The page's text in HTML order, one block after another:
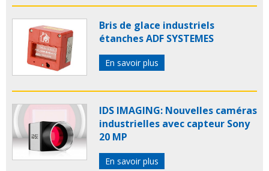
Bris de glace industriels
étanches ADF SYSTEMES
En savoir plus
IDS IMAGING: Nouvelles caméras
industrielles avec capteur Sony
20 MP
En savoir plus